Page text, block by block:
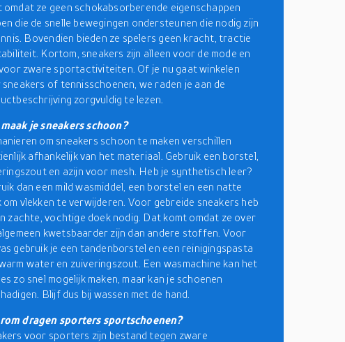
omdat ze geen schokabsorberende eigenschappen
die de snelle bewegingen ondersteunen die nodig zijn
Bovendien bieden ze spelers geen kracht, tractie
Kortom, sneakers zijn alleen voor de mode en
zware sportactiviteiten. Of je nu gaat winkelen
of tennisschoenen, we raden je aan de
zorgvuldig te lezen.
je sneakers schoon?
om sneakers schoon te maken verschillen
afhankelijk van het materiaal. Gebruik een borstel,
en azijn voor mesh. Heb je synthetisch leer?
dan een mild wasmiddel, een borstel en een natte
om vlekken te verwijderen. Voor gebreide sneakers heb
zachte, vochtige doek nodig. Dat komt omdat ze over
kwetsbaarder zijn dan andere stoffen. Voor
gebruik je een tandenborstel en een reinigingspasta
water en zuiveringszout. Een wasmachine kan het
zo snel mogelijk maken, maar kan je schoenen
Blijf dus bij wassen met de hand.
dragen sporters sportschoenen?
voor sporters zijn bestand tegen zware